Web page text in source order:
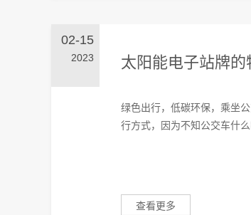
02-15
2023 太阳能电子站牌的
绿色出行，低碳环保，乘坐
行方式，因为不知公交车什
查看更多